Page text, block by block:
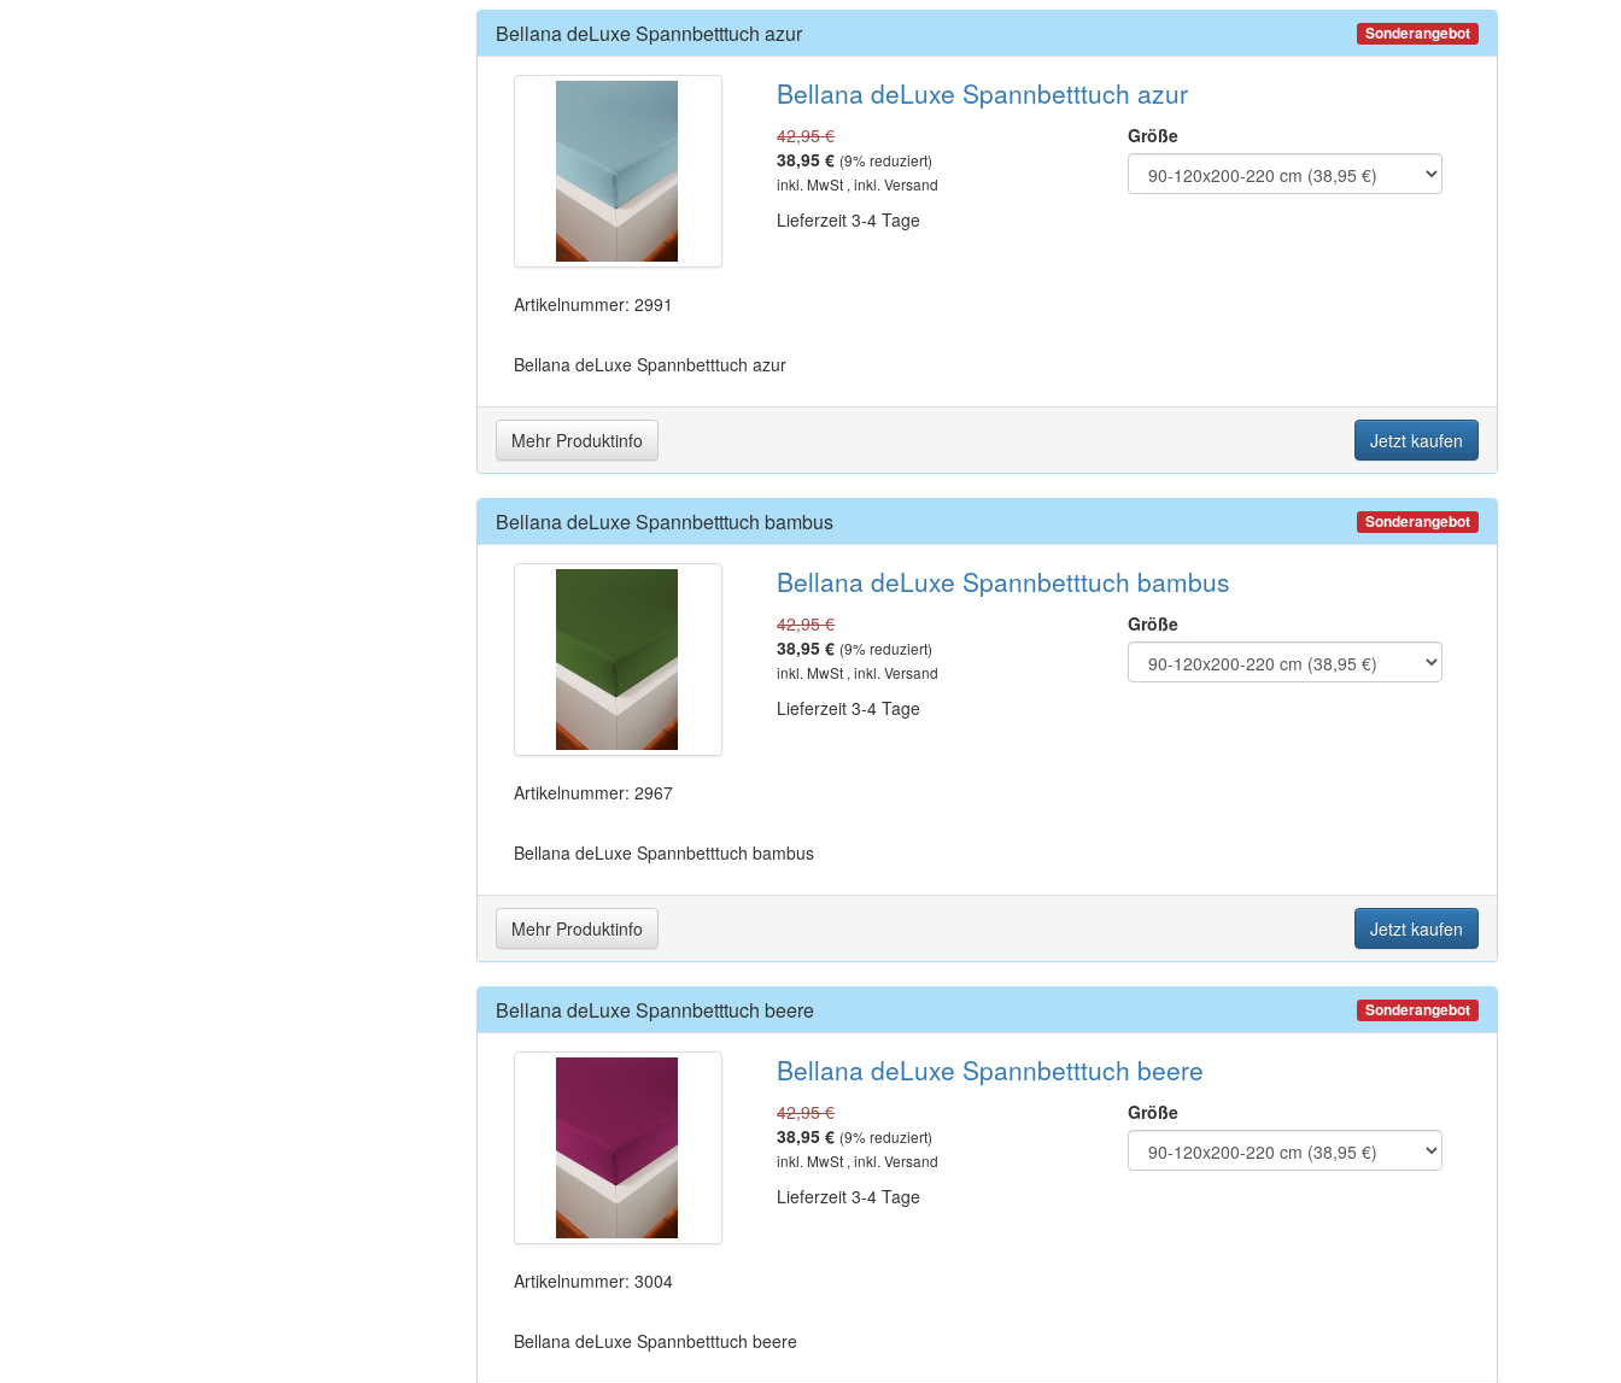
Bellana deLuxe Spannbetttuch azur Sonderangebot
Artikelnummer: 2991
Bellana deLuxe Spannbetttuch azur
42,95 €
38,95 € (9% reduziert)
inkl. MwSt , inkl. Versand
Lieferzeit 3-4 Tage
Größe
Bellana deLuxe Spannbetttuch azur
Mehr Produktinfo Jetzt kaufen
Bellana deLuxe Spannbetttuch bambus Sonderangebot
Artikelnummer: 2967
Bellana deLuxe Spannbetttuch bambus
42,95 €
38,95 € (9% reduziert)
inkl. MwSt , inkl. Versand
Lieferzeit 3-4 Tage
Größe
Bellana deLuxe Spannbetttuch bambus
Mehr Produktinfo Jetzt kaufen
Bellana deLuxe Spannbetttuch beere Sonderangebot
Artikelnummer: 3004
Bellana deLuxe Spannbetttuch beere
42,95 €
38,95 € (9% reduziert)
inkl. MwSt , inkl. Versand
Lieferzeit 3-4 Tage
Größe
Bellana deLuxe Spannbetttuch beere